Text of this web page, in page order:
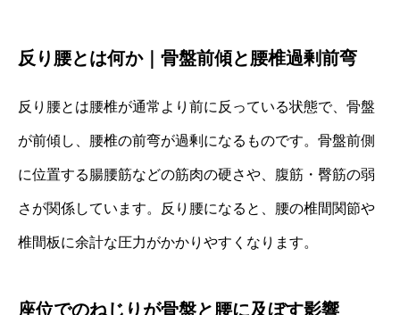
反り腰とは何か｜骨盤前傾と腰椎過剰前弯
反り腰とは腰椎が通常より前に反っている状態で、骨盤
が前傾し、腰椎の前弯が過剰になるものです。骨盤前側
に位置する腸腰筋などの筋肉の硬さや、腹筋・臀筋の弱
さが関係しています。反り腰になると、腰の椎間関節や
椎間板に余計な圧力がかかりやすくなります。
座位でのねじりが骨盤と腰に及ぼす影響